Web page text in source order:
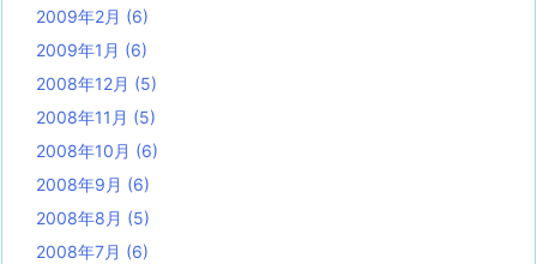
2009年2月 (6)
2009年1月 (6)
2008年12月 (5)
2008年11月 (5)
2008年10月 (6)
2008年9月 (6)
2008年8月 (5)
2008年7月 (6)